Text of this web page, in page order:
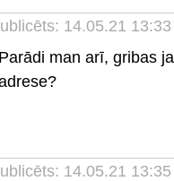
14.05.21 13:33
Parādi man arī, gribas
14.05.21 13:35